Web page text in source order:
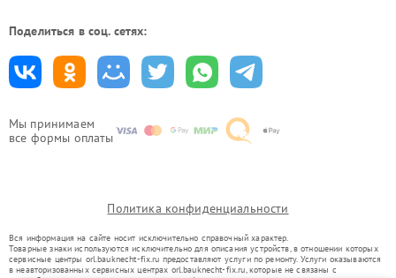
Мы принимаем
все формы оплаты
Поделиться в соц. сетях:
Политика конфиденциальности
Вся информация на сайте носит исключительно справочный характер.
Товарные знаки используются исключительно для описания устройств, в отношении которых
сервисные центры orl.bauknecht-fix.ru предоставляют услуги по ремонту. Услуги оказываются
в неавторизованных сервисных центрах orl.bauknecht-fix.ru, которые не связаны с